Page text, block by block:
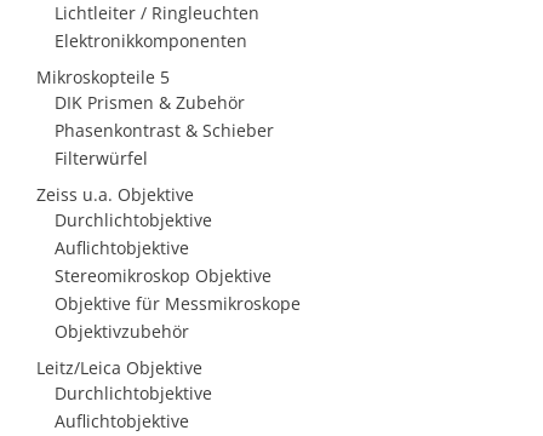
Lichtleiter / Ringleuchten
Elektronikkomponenten
Mikroskopteile 5
DIK Prismen & Zubehör
Phasenkontrast & Schieber
Filterwürfel
Zeiss u.a. Objektive
Durchlichtobjektive
Auflichtobjektive
Stereomikroskop Objektive
Objektive für Messmikroskope
Objektivzubehör
Leitz/Leica Objektive
Durchlichtobjektive
Auflichtobjektive